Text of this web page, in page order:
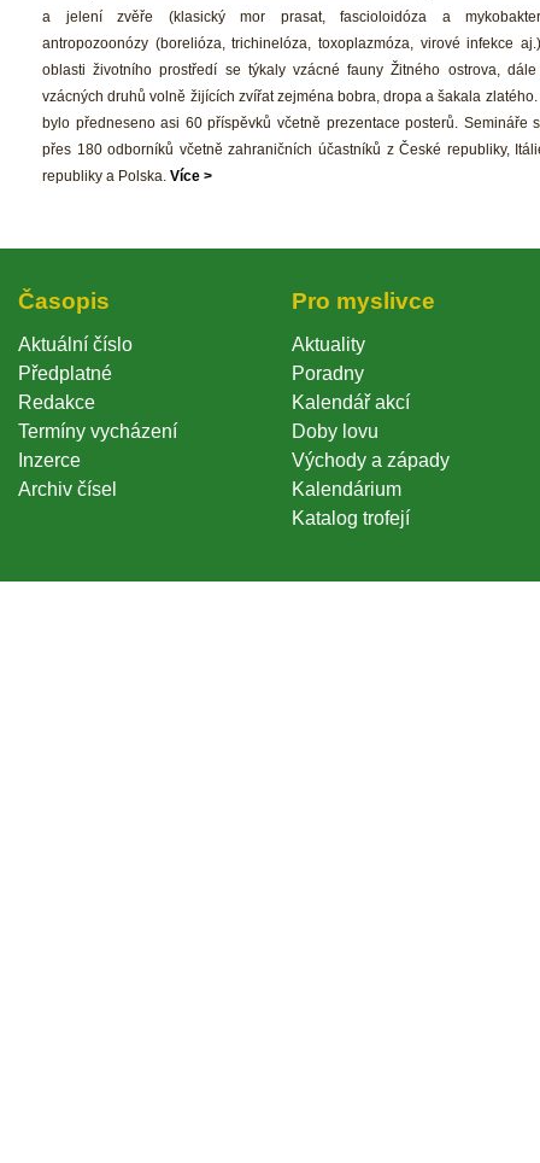
a jelení zvěře (klasický mor prasat, fascioloidóza a
antropozoonózy (borelióza, trichinelóza, toxoplazmóza, virové infekce
oblasti životního prostředí se týkaly vzácné fauny Žitného ostrova, dále
vzácných druhů volně žijících zvířat zejména bobra, dropa a šakala
bylo předneseno asi 60 příspěvků včetně prezentace posterů. Semináře
přes 180 odborníků včetně zahraničních účastníků z České republiky,
republiky a Polska. Více >
Časopi
Aktuální číslo
Předplatné
Redakce
Termíny vycházení
Inzerce
Archiv čísel
Pro myslivce
Aktuality
Poradny
Kalendář akcí
Doby lovu
Východy a západy
Kalendárium
Katalog trofejí